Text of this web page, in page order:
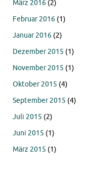
März 2016 (2)
Februar 2016 (1)
Januar 2016 (2)
Dezember 2015 (1)
November 2015 (1)
Oktober 2015 (4)
September 2015 (4)
Juli 2015 (2)
Juni 2015 (1)
März 2015 (1)